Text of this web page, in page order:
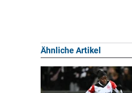
Ähnliche Artikel